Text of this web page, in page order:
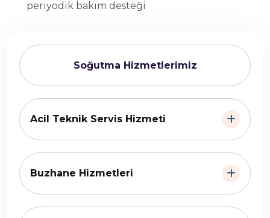
Soğutma Hizmetlerimiz
Acil Teknik Servis Hizmeti
Buzhane Hizmetleri
periyodik bakım desteği